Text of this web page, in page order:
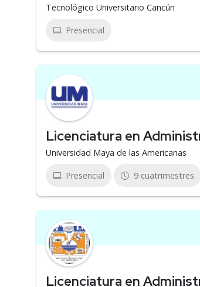
Tecnológico Universitario Cancún
Presencial
Licenciatura en
Universidad Maya de las Americanas
Presencial 9 cuatrimestres
Licenciatura en